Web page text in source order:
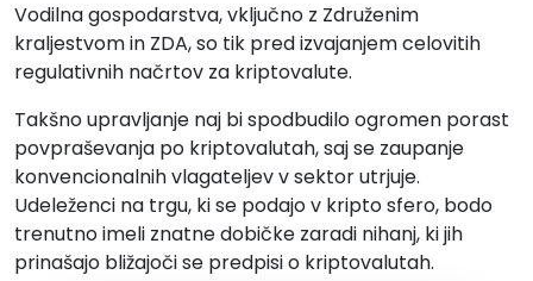
Vodilna gospodarstva, vključno z Združenim
kraljestvom in ZDA, so tik pred izvajanjem celovitih
regulativnih načrtov za kriptovalute.
Takšno upravljanje naj bi spodbudilo ogromen porast
povpraševanja po kriptovalutah, saj se zaupanje
konvencionalnih vlagateljev v sektor utrjuje.
Udeleženci na trgu, ki se podajo v kripto sfero, bodo
trenutno imeli znatne dobičke zaradi nihanj, ki jih
prinašajo bližajoči se predpisi o kriptovalutah.